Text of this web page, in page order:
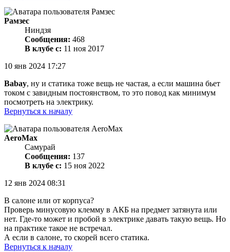
Рамзес
Ниндзя
Сообщения: 468
В клубе с: 11 ноя 2017
10 янв 2024 17:27
Babay, ну и статика тоже вещь не частая, а если машина бьет
током с завидным постоянством, то это повод как минимум
посмотреть на электрику.
Вернуться к началу
AeroMax
Самурай
Сообщения: 137
В клубе с: 15 ноя 2022
12 янв 2024 08:31
В салоне или от корпуса?
Проверь минусовую клемму в АКБ на предмет затянута или
нет. Где-то может и пробой в электрике давать такую вещь. Но
на практике такое не встречал.
А если в салоне, то скорей всего статика.
Вернуться к началу